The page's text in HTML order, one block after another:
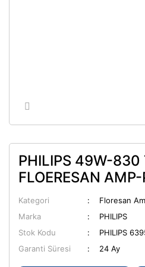
PHILIPS 49W-830
FLOERESAN
Kategori
Floresan
Marka
PHILIPS
Stok Kodu
PHILIPS
Garanti Süresi
24 Ay